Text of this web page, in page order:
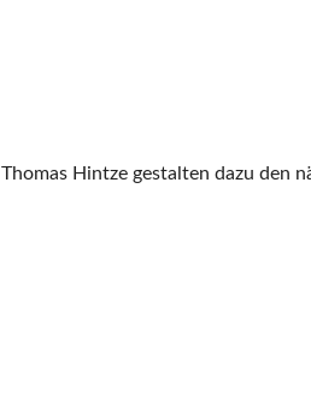
Hintze gestalten dazu den